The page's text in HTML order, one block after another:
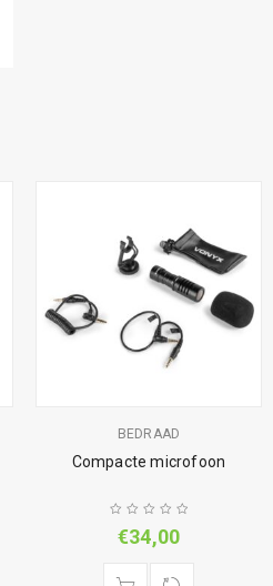
BEDRAAD
Compacte microfoon
€34,00